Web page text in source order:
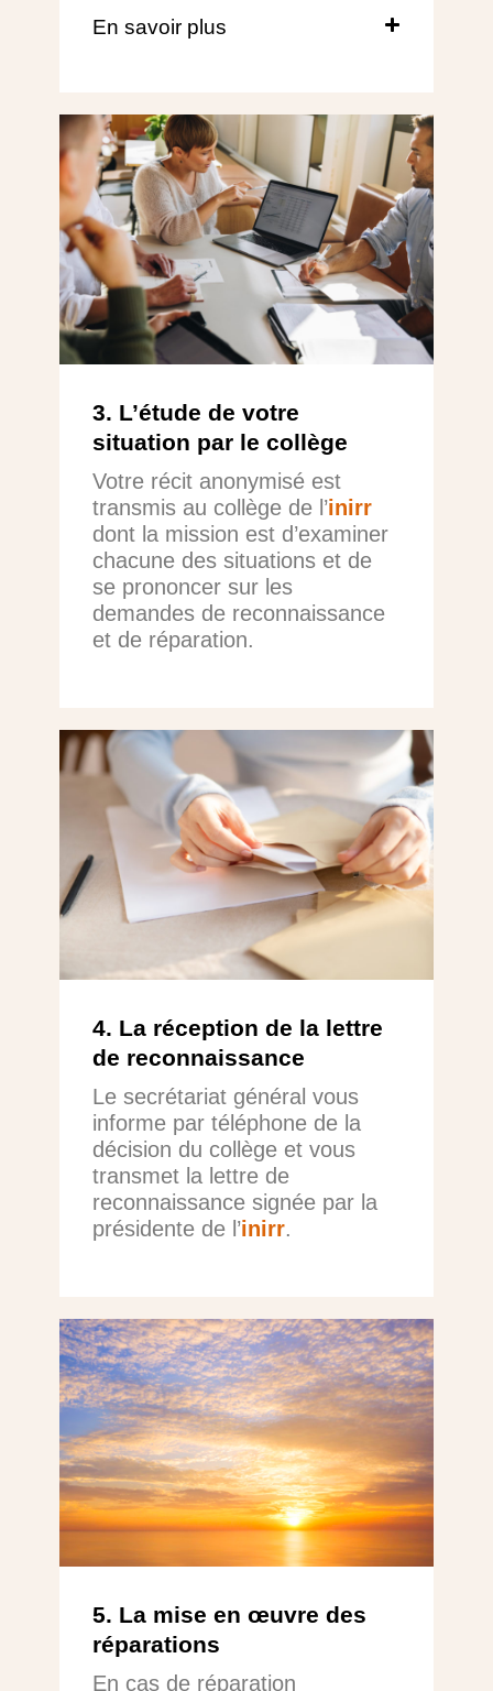
En savoir plus
3. L’étude de votre
situation par le collège
Votre récit anonymisé est
transmis au collège de l’inirr
dont la mission est d’examiner
chacune des situations et de
se prononcer sur les
demandes de reconnaissance
et de réparation.
4. La réception de la lettre
de reconnaissance
Le secrétariat général vous
informe par téléphone de la
décision du collège et vous
transmet la lettre de
reconnaissance signée par la
présidente de l’inirr.
5. La mise en œuvre des
réparations
En cas de réparation